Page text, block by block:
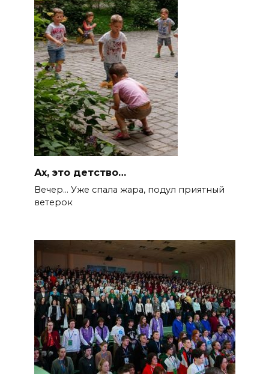
Ах, это детство…
Вечер… Уже спала жара, подул приятный
ветерок